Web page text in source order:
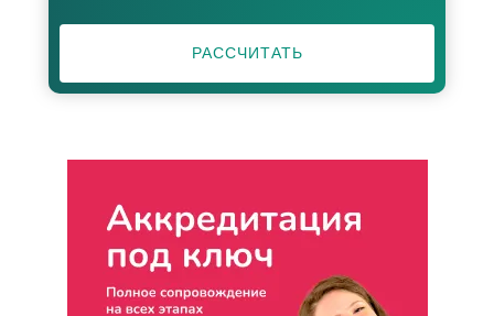
РАССЧИТАТЬ